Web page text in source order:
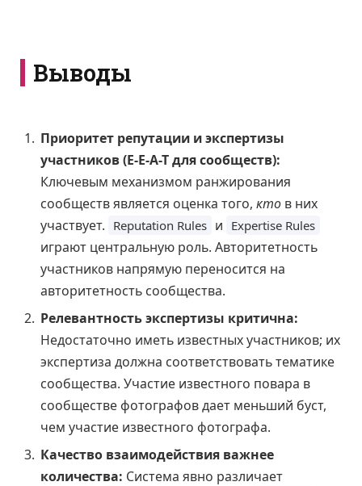
Выводы
Приоритет репутации и экспертизы
участников (E-E-A-T для сообществ):
Ключевым механизмом ранжирования
сообществ является оценка того, кто в них
участвует. Reputation Rules и Expertise Rules
играют центральную роль. Авторитетность
участников напрямую переносится на
авторитетность сообщества.
Релевантность экспертизы критична:
Недостаточно иметь известных участников; их
экспертиза должна соответствовать тематике
сообщества. Участие известного повара в
сообществе фотографов дает меньший буст,
чем участие известного фотографа.
Качество взаимодействия важнее
количества: Система явно различает